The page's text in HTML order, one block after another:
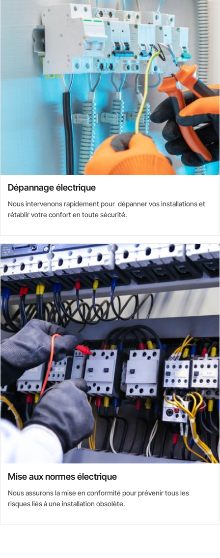
Dépannage électrique
Nous intervenons rapidement pour dépanner vos installations et
rétablir votre confort en toute sécurité.
Mise aux normes électrique
Nous assurons la mise en conformité pour prévenir tous les
risques liés à une installation obsolète.